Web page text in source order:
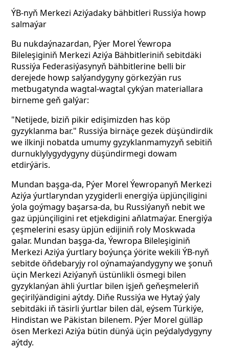
ÝB-nyň Merkezi Aziýadaky bähbitleri Russiýa howp
salmaýar
Bu nukdaýnazardan, Pýer Morel Ýewropa
Bileleşiginiň Merkezi Aziýa Bähbitleriniň sebitdäki
Russiýa Federasiýasynyň bähbitlerine belli bir
derejede howp salýandygyny görkezýän rus
metbugatynda wagtal-wagtal çykýan materiallara
birneme geň galýar:
"Netijede, biziň pikir edişimizden has köp
gyzyklanma bar." Russiýa birnäçe gezek düşündirdik
we ilkinji nobatda umumy gyzyklanmamyzyň sebitiň
durnuklylygydygyny düşündirmegi dowam
etdirýäris.
Mundan başga-da, Pýer Morel Ýewropanyň Merkezi
Aziýa ýurtlaryndan yzygiderli energiýa üpjünçiligini
ýola goýmagy başarsa-da, bu Russiýanyň nebit we
gaz üpjünçiligini ret etjekdigini aňlatmaýar. Energiýa
çeşmelerini esasy üpjün edijiniň roly Moskwada
galar. Mundan başga-da, Ýewropa Bileleşiginiň
Merkezi Aziýa ýurtlary boýunça ýörite wekili ÝB-nyň
sebitde öňdebaryjy rol oýnamaýandygyny we şonuň
üçin Merkezi Aziýanyň üstünlikli ösmegi bilen
gyzyklanýan ähli ýurtlar bilen işjeň geňeşmeleriň
geçirilýändigini aýtdy. Diňe Russiýa we Hytaý ýaly
sebitdäki iň täsirli ýurtlar bilen däl, eýsem Türkiýe,
Hindistan we Päkistan bilenem. Pýer Morel gülläp
ösen Merkezi Aziýa bütin dünýä üçin peýdalydygyny
aýtdy.